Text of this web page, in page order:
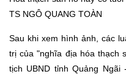
TS NGÔ QUANG TOÀN
Sau khi xem hình ảnh, các
trị của "nghĩa địa hóa thạch
tịch UBND tỉnh Quảng